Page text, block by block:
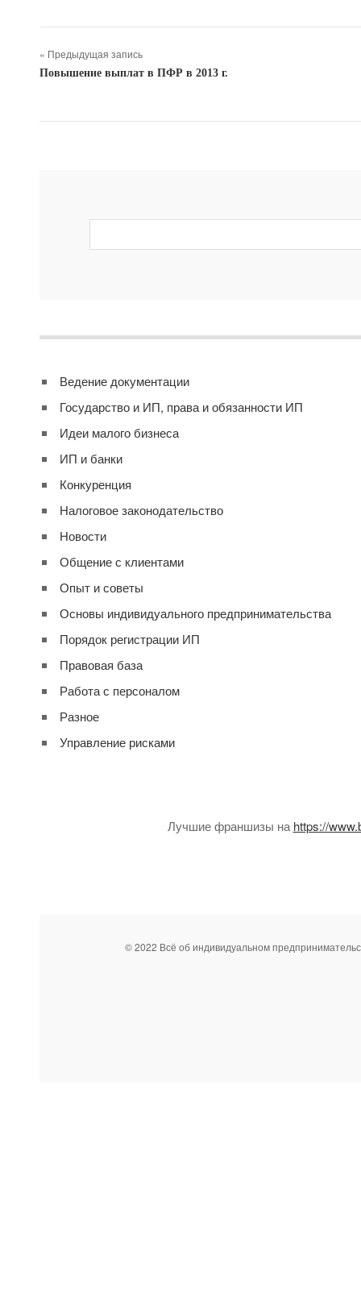
« Предыдущая запись
Повышение выплат в ПФР в 2013 г.
Ведение документации
Государство и ИП, права и обязанности ИП
Идеи малого бизнеса
ИП и банки
Конкуренция
Налоговое законодательство
Новости
Общение с клиентами
Опыт и советы
Основы индивидуального предпринимательства
Порядок регистрации ИП
Правовая база
Работа с персоналом
Разное
Управление рисками
Лучшие франшизы на https://
© 2022 Всё об индивидуальном